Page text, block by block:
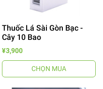
Thuốc Lá Sài Gòn Bạc -
Cây 10 Bao
¥3,900
CHỌN MUA